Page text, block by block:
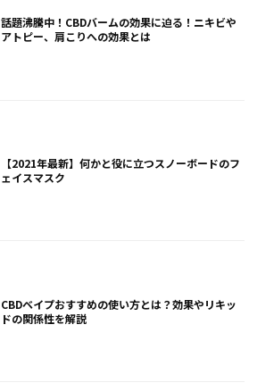
話題沸騰中！CBDバームの効果に迫る！ニキビや
アトピー、肩こりへの効果とは
【2021年最新】何かと役に立つスノーボードのフ
ェイスマスク
CBDベイプおすすめの使い方とは？効果やリキッ
ドの関係性を解説